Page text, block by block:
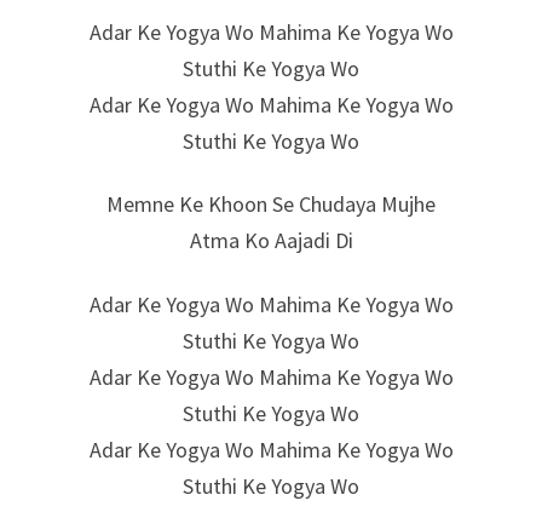
Adar Ke Yogya Wo Mahima Ke Yogya Wo
Stuthi Ke Yogya Wo
Adar Ke Yogya Wo Mahima Ke Yogya Wo
Stuthi Ke Yogya Wo
Memne Ke Khoon Se Chudaya Mujhe
Atma Ko Aajadi Di
Adar Ke Yogya Wo Mahima Ke Yogya Wo
Stuthi Ke Yogya Wo
Adar Ke Yogya Wo Mahima Ke Yogya Wo
Stuthi Ke Yogya Wo
Adar Ke Yogya Wo Mahima Ke Yogya Wo
Stuthi Ke Yogya Wo